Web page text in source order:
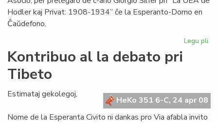
Hodler kaj Privat: 1908-1934” ĉe la Esperanto-Domo en
Ĉaŭdefono.
Legu pli
de
Kontribuo al la debato pri
Tibeto
HeKo 351 6-C, 24 apr 08
Estimataj gekolegoj,
Nome de la Esperanta Civito ni dankas pro Via afabla invito